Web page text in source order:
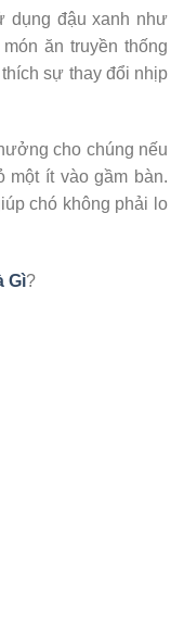
dụng đậu xanh như
ăn truyền thống
sự thay đổi nhịp
cho chúng nếu
một ít vào gầm bàn.
chó không phải lo
Gì?